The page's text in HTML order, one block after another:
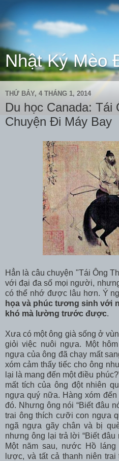
Nhật Ký Mèo
THỨ BẢY, 4 THÁNG 1, 2014
Du học Canada: Tái
Chuyện Đi Máy Bay
Hẳn là câu chuyện "Tái Ông
với đại đa số mọi người,
có thể nhớ được lâu hơn. Ý
họa và phúc tương sinh với
khó mà lường trước được.
Xưa có một ông già sống ở
giỏi việc nuôi ngựa. Một
ngựa của ông đã chạy mất
xóm cảm thấy tiếc cho ông
lại là mang đến một điều
mất tích của ông đột nhiên
ngựa quý nữa. Hàng xóm
đó. Nhưng ông nói “Biết đâu
trai ông thích cưỡi con ngựa
ngã ngựa gãy chân và bị
nhưng ông lại trả lời “Biết đâu
Một năm sau, nước Hồ
lược, và tất cả thanh niên